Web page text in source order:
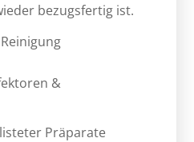
bezugsfertig ist.
&
Präparate